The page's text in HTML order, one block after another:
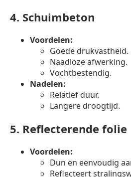
4. Schuimbeton
Voordelen:
Goede drukvastheid.
Naadloze afwerking.
Vochtbestendig.
Nadelen:
Relatief duur.
Langere droogtijd.
5. Reflecterende folie
Voordelen:
Dun en eenvoudig
Reflecteert